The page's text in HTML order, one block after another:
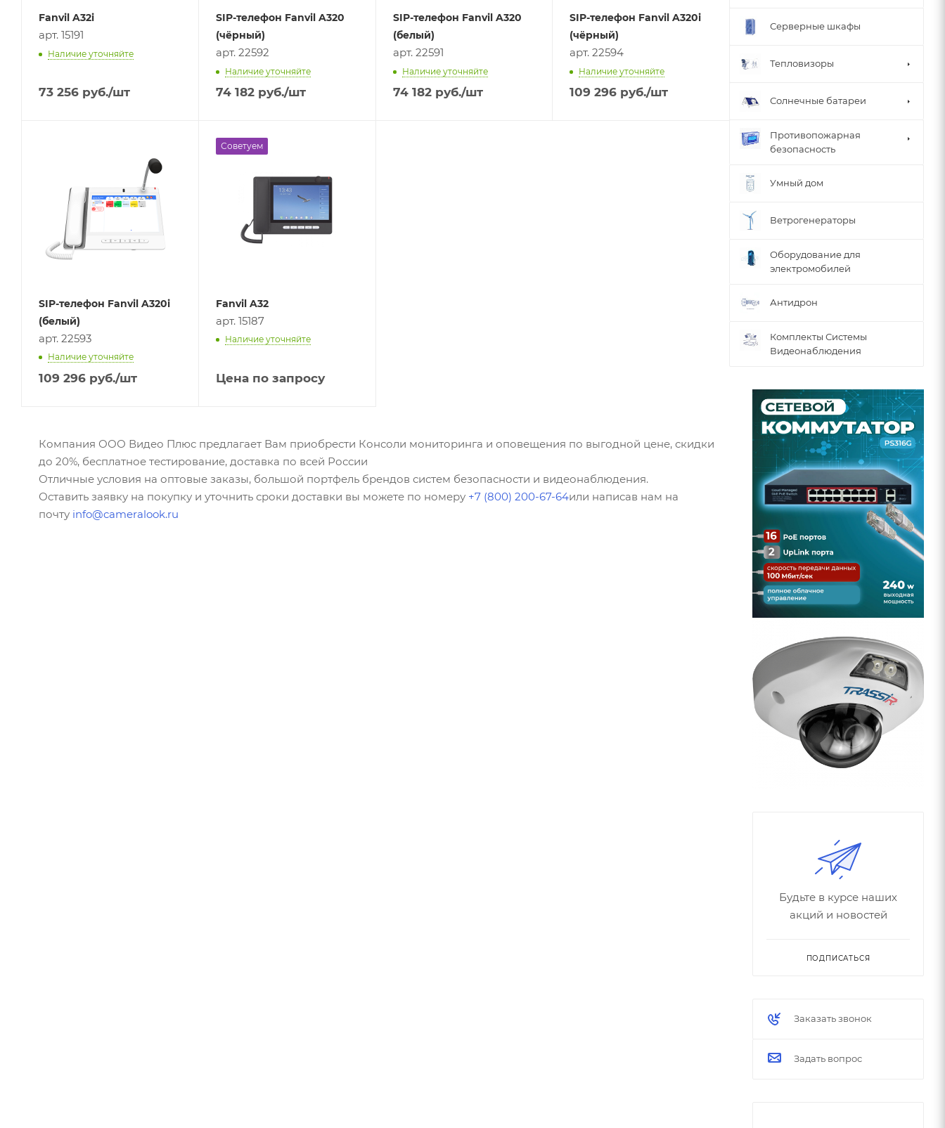
Fanvil A32i
арт. 15191
Наличие уточняйте
73 256 руб./шт
SIP-телефон Fanvil A320
(чёрный)
арт. 22592
Наличие уточняйте
74 182руб./шт
SIP-телефон Fanvil A320
(белый)
арт. 22591
Наличие уточняйте
74 182руб./шт
SIP-телефон Fanvil A320i
(чёрный)
арт. 22594
Наличие уточняйте
109 296 руб./шт
SIP-телефон Fanvil A320i
(белый)
арт. 22593
Наличие уточняйте
109 296 руб./шт
Советуем
Fanvil A32
арт. 15187
Наличие уточняйте
Цена по запросу
Компания ООО Видео Плюс предлагает Вам приобрести Консоли мониторинга и оповещения по выгодной цене, скидки
до 20%, бесплатное тестирование, доставка по всей России
Отличные условия на оптовые заказы, большой портфель брендов систем безопасности и видеонаблюдения.
Оставить заявку на покупку и уточнить сроки доставки вы можете по номеру +7 (800) 200-67-64или написав нам на
почту info@cameralook.ru
Серверные шкафы
Тепловизоры
Солнечные батареи
Противопожарная
безопасность
Умный дом
Ветрогенераторы
Оборудование для
электромобилей
Антидрон
Комплекты Системы
Видеонаблюдения
Будьте в курсе наших
акций и новостей
ПОДПИСАТЬСЯ
Заказать звонок
Задать вопрос